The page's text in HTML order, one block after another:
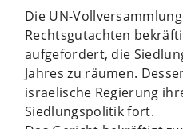
Die UN-
Rechtsgutachten
aufgefordert, die
Jahres zu räumen.
israelische Regierung
Siedlungspolitik fort.